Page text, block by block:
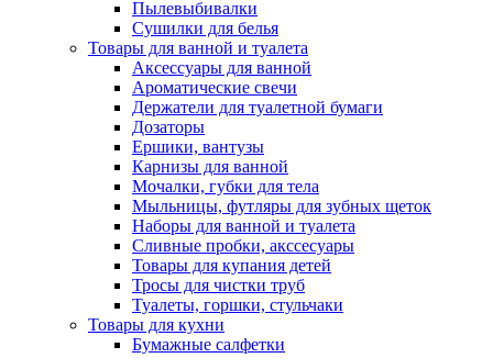
Пылевыбивалки
Сушилки для белья
Товары для ванной и туалета
Аксессуары для ванной
Ароматические свечи
Держатели для туалетной бумаги
Дозаторы
Ершики, вантузы
Карнизы для ванной
Мочалки, губки для тела
Мыльницы, футляры для зубных щеток
Наборы для ванной и туалета
Сливные пробки, акссесуары
Товары для купания детей
Тросы для чистки труб
Туалеты, горшки, стульчаки
Товары для кухни
Бумажные салфетки